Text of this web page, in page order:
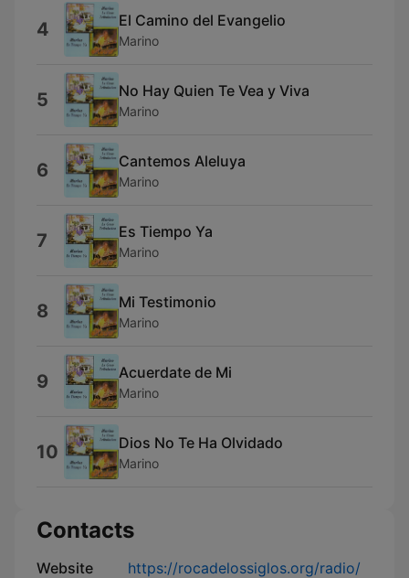
4 El Camino del Evangelio
Marino
5 No Hay Quien Te Vea y Viva
Marino
6 Cantemos Aleluya
Marino
7 Es Tiempo Ya
Marino
8 Mi Testimonio
Marino
9 Acuerdate de Mi
Marino
10 Dios No Te Ha Olvidado
Marino
Contacts
Website
https://rocadelossiglos.org/radio/